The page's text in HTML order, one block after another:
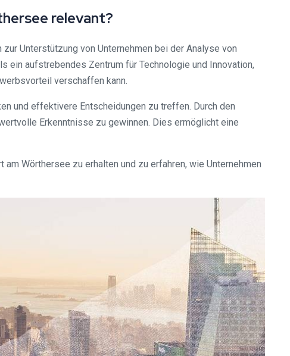
relevant?
Unterstützung von Unternehmen bei der Analyse von
ein aufstrebendes Zentrum für Technologie und Innovation,
verschaffen kann.
und effektivere Entscheidungen zu treffen. Durch den
Erkenntnisse zu gewinnen. Dies ermöglicht eine
Wörthersee zu erhalten und zu erfahren, wie Unternehmen